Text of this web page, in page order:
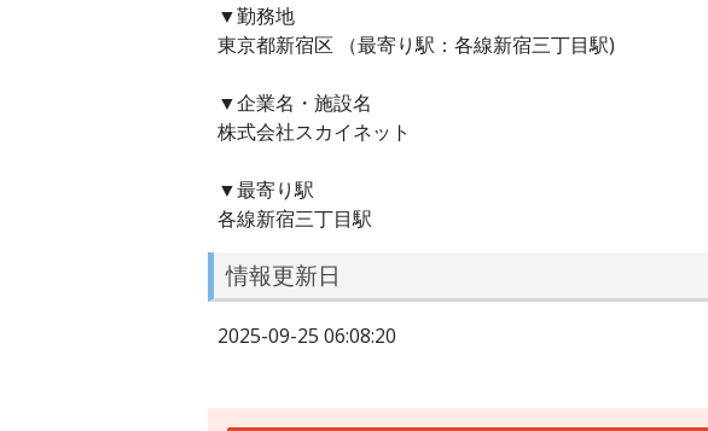
▼勤務地
東京都新宿区 （最寄り駅：各線新宿三丁目駅)
▼企業名・施設名
株式会社スカイネット
▼最寄り駅
各線新宿三丁目駅
情報更新日
2025-09-25 06:08:20